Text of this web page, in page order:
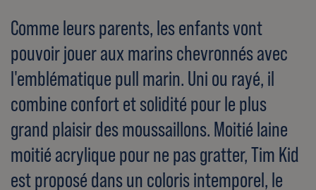
Comme leurs parents, les enfants vont
pouvoir jouer aux marins chevronnés avec
l'emblématique pull marin. Uni ou rayé, il
combine confort et solidité pour le plus
grand plaisir des moussaillons. Moitié laine
moitié acrylique pour ne pas gratter, Tim Kid
est proposé dans un coloris intemporel, le